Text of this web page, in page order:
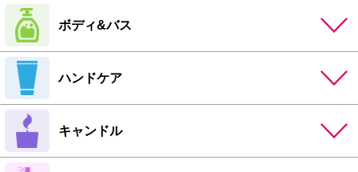
ボディ&バス
ハンドケア
キャンドル